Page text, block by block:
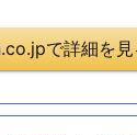
で詳細を